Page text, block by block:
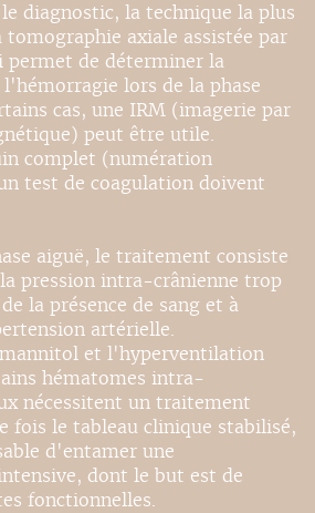
diagnostic, la technique la plus
tomographie axiale assistée par
permet de déterminer la
lors de la phase
cas, une IRM (imagerie par
peut être utile.
complet (numération
test de coagulation doivent
aiguë, le traitement consiste
pression intra-crânienne trop
la présence de sang et à
artérielle.
et l'hyperventilation
hématomes intra-
nécessitent un traitement
fois le tableau clinique stabilisé,
d'entamer une
dont le but est de
fonctionnelles.